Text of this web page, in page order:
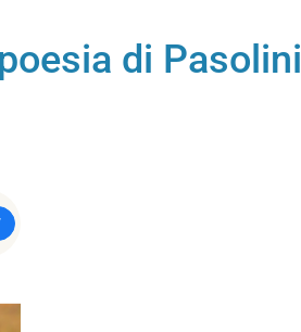
di Pasolini